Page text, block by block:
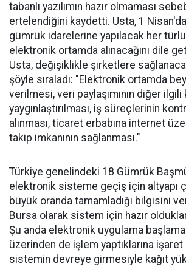
tabanlı yazılımın hazır olmaması
ertelendiğini kaydetti. Usta, 1
gümrük idarelerine yapılacak her
elektronik ortamda alınacağını dile
Usta, değişiklikle şirketlere
şöyle sıraladı: "Elektronik ortamda
verilmesi, veri paylaşımının diğer
yaygınlaştırılması, iş süreçlerinin
alınması, ticaret erbabına internet
takip imkanının sağlanması."
Türkiye genelindeki 18 Gümrük
elektronik sisteme geçiş için altyapı
büyük oranda tamamladığı bilgisini
Bursa olarak sistem için hazır
Şu anda elektronik uygulama
üzerinden de işlem yaptıklarına
sistemin devreye girmesiyle kağıt